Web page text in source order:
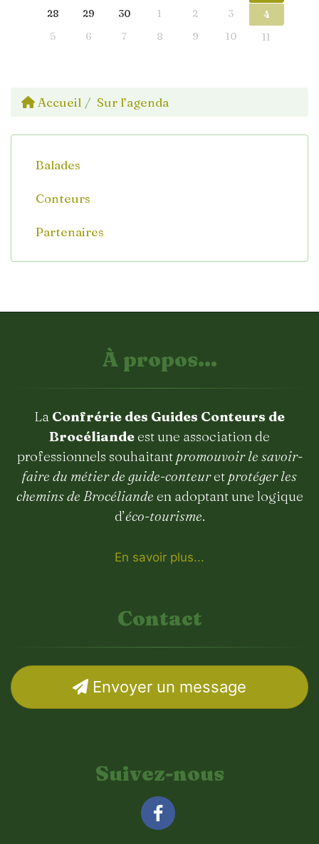
28
29 30 1 2 3
4
5
6 7 8 9 10 11
Accueil Sur l’agenda
Balades
Conteurs
Partenaires
À propos...
La Confrérie des Guides Conteurs de
Brocéliandeest une association de
professionnels souhaitant promouvoir le savoir-
faire du métier de guide-conteuret protéger les
chemins de Brocéliande en adoptant une logique
d’éco-tourisme.
En savoir plus...
Contact
Envoyer un message
Suivez-nous